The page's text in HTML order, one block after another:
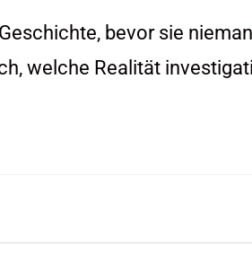
bevor sie
welche Realität